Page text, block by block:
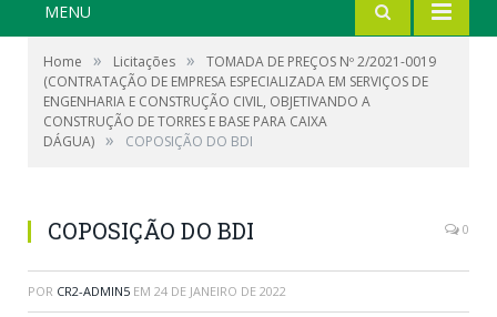
MENU
Home » Licitações »
TOMADA DE PREÇOS Nº 2/2021-0019
(CONTRATAÇÃO DE EMPRESA ESPECIALIZADA EM SERVIÇOS DE
ENGENHARIA E CONSTRUÇÃO CIVIL, OBJETIVANDO A
CONSTRUÇÃO DE TORRES E BASE PARA CAIXA
DÁGUA) » COPOSIÇÃO DO BDI
COPOSIÇÃO DO BDI 0
POR CR2-ADMIN5 EM 24 DE JANEIRO DE 2022